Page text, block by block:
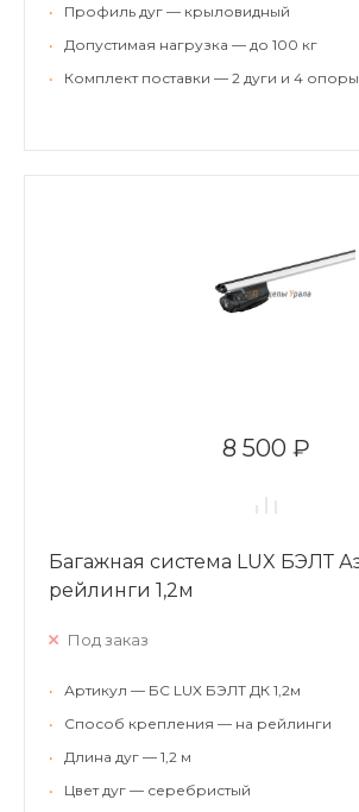
•
Профиль дуг — крыловидный
•
Допустимая нагрузка — до 100 кг
•
Комплект поставки — 2 дуги и 4 опоры
8 500 ₽
Багажная система LUX БЭЛТ
рейлинги 1,2м
Под заказ
•
Артикул — БС LUX БЭЛТ ДК 1,2м
•
Способ крепления — на рейлинги
•
Длина дуг — 1,2 м
•
Цвет дуг — серебристый